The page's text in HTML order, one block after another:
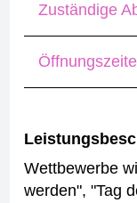
Zuständige
Wettbewerbe
werden", "Tag